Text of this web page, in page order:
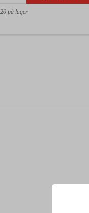
20 på lager